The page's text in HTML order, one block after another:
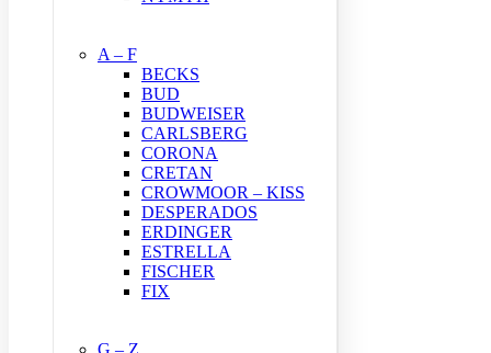
A – F
BECKS
BUD
BUDWEISER
CARLSBERG
CORONA
CRETAN
CROWMOOR – KISS
DESPERADOS
ERDINGER
ESTRELLA
FISCHER
FIX
G – Z